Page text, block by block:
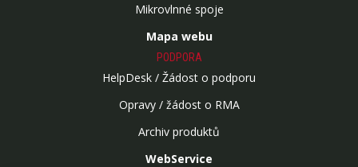
Mikrovlnné spoje
Mapa webu
PODPORA
HelpDesk / Žádost o podporu
Opravy / žádost o RMA
Archiv produktů
WebService